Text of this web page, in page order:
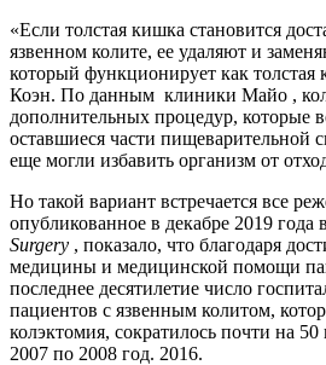
«Если толстая кишка становится
язвенном колите, ее удаляют и
который функционирует как
Коэн. По данным клиники Майо ,
дополнительных процедур, которые
оставшиеся части пищеварительной
еще могли избавить организм от
Но такой вариант встречается все
опубликованное в декабре 2019 года в
Surgery , показало, что благодаря
медицины и медицинской помощи
последнее десятилетие число
пациентов с язвенным колитом,
колэктомия, сократилось почти на 50
2007 по 2008 год. 2016.